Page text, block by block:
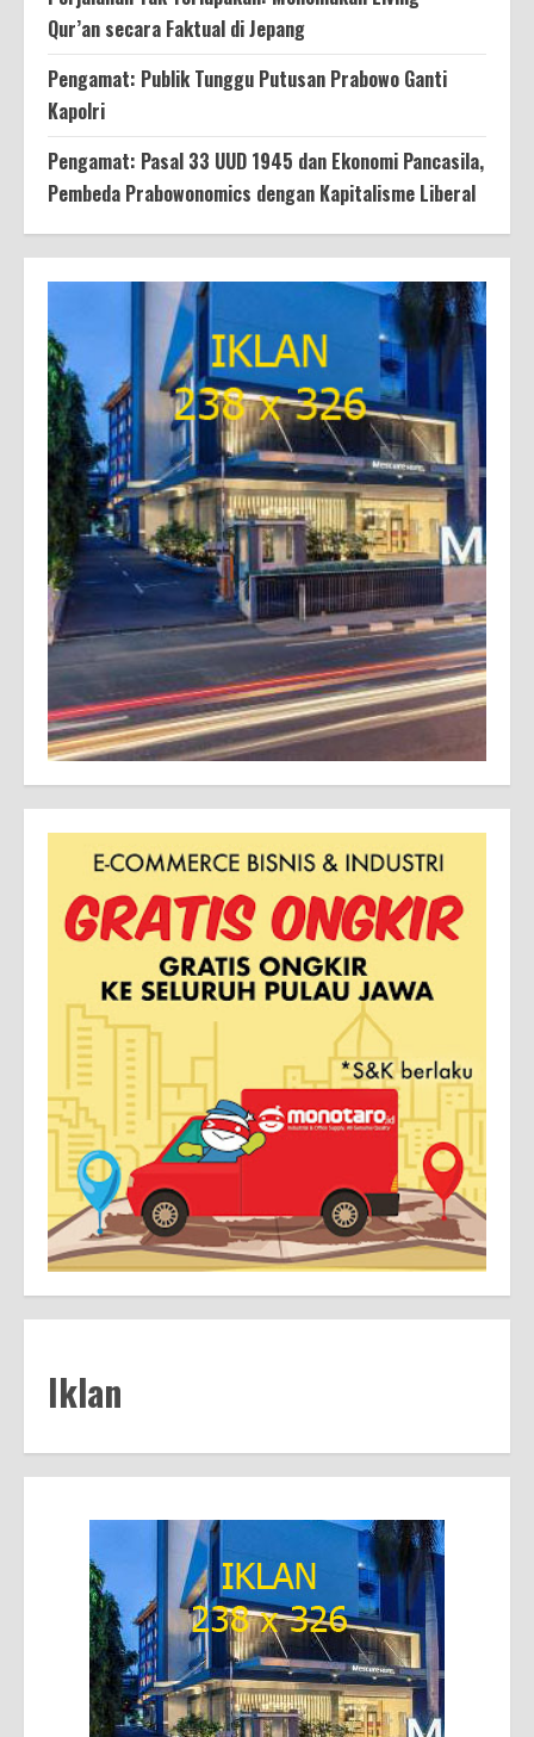
Qur’an secara Faktual di Jepang
Pengamat: Publik Tunggu Putusan Prabowo Ganti
Kapolri
Pengamat: Pasal 33 UUD 1945 dan Ekonomi Pancasila,
Pembeda Prabowonomics dengan Kapitalisme Liberal
Iklan